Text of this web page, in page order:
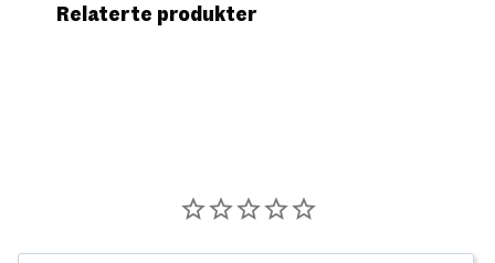
Relaterte produkter